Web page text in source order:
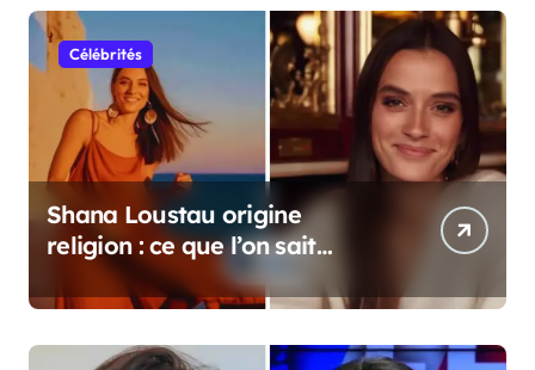
Célébrités
Shana Loustau origine
religion : ce que l’on sait
vraiment